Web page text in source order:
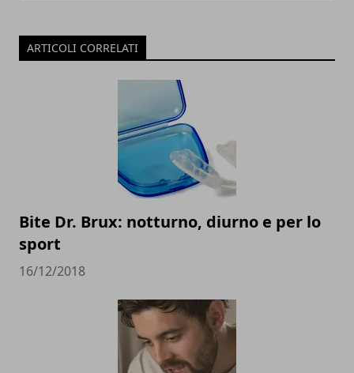
ARTICOLI CORRELATI
Bite Dr. Brux: notturno, diurno e per lo
sport
16/12/2018